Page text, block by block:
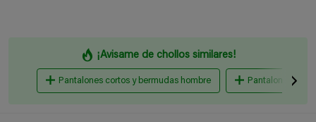
¡Avisame de chollos similares!
Pantalones cortos y bermudas hombre Pantalones y